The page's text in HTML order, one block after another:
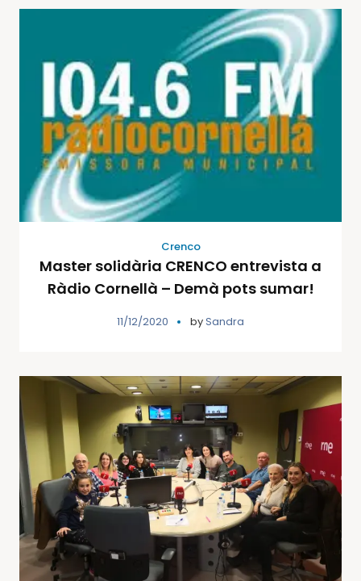
Crenco
Master solidària CRENCO entrevista a
Ràdio Cornellà – Demà pots sumar!
11/12/2020 bySandra